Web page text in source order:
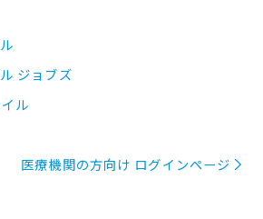
ジョブズ
ル
医療機関の方向け ログインページ